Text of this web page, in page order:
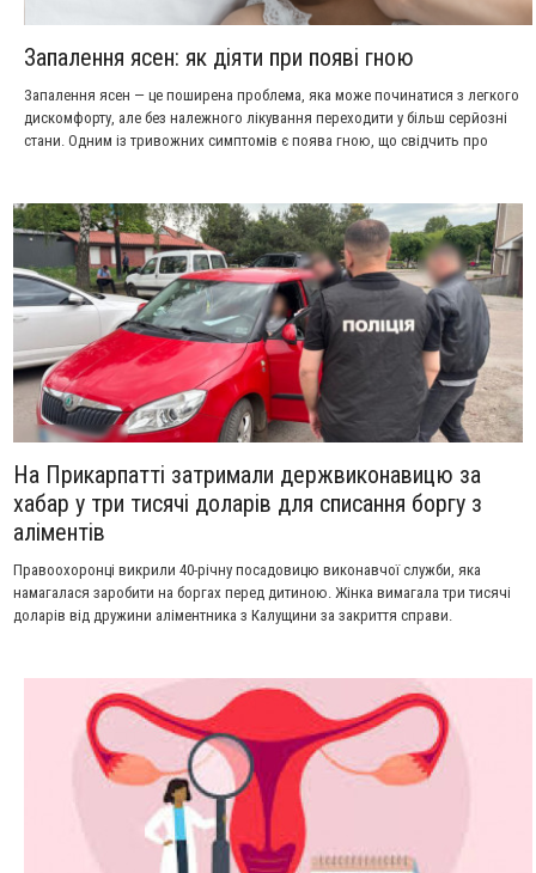
Запалення ясен: як діяти при появі гною
Запалення ясен — це поширена проблема, яка може починатися з легкого
дискомфорту, але без належного лікування переходити у більш серйозні
стани. Одним із тривожних симптомів є поява гною, що свідчить про
На Прикарпатті затримали держвиконавицю за
хабар у три тисячі доларів для списання боргу з
аліментів
Правоохоронці викрили 40-річну посадовицю виконавчої служби, яка
намагалася заробити на боргах перед дитиною. Жінка вимагала три тисячі
доларів від дружини аліментника з Калущини за закриття справи.